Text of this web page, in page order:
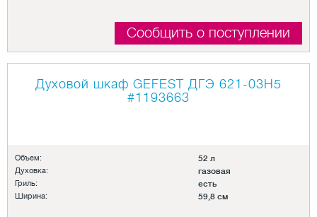
Сообщить о поступлении
Духовой шкаф GEFEST ДГЭ 621-03H5
#1193663
Объем: 52 л
Духовка: газовая
Гриль: есть
Ширина: 59,8 см